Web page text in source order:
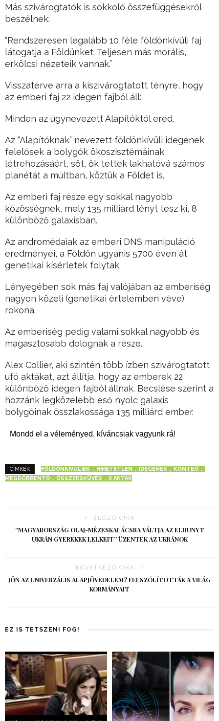
Más szivárogtatók is sokkoló összefüggésekről
beszélnek:
“Rendszeresen legalább 10 féle földönkívüli faj
látogatja a Földünket. Teljesen más morális,
erkölcsi nézeteik vannak.”
Visszatérve arra a kiszivárogtatott tényre, hogy
az emberi faj 22 idegen fajból áll:
Minden az úgynevezett Alapítóktól ered.
Az “Alapítóknak” nevezett földönkívüli idegenek
felelősek a bolygók ökoszisztémáinak
létrehozásáért, sőt, ők tettek lakhatóvá számos
planétát a múltban, köztük a Földet is.
Az emberi faj része egy sokkal nagyobb
közösségnek, mely 135 milliárd lényt tesz ki, 8
különböző galaxisban.
Az andromédaiak az emberi DNS manipuláció
eredményei, a Földön ugyanis 5700 éven át
genetikai kísérletek folytak.
Lényegében sok más faj valójában az emberiség
nagyon közeli (genetikai értelemben véve)
rokona.
Az emberiség pedig valami sokkal nagyobb és
magasztosabb dolognak a része.
Alex Collier, aki szintén több ízben szivárogtatott
ufó aktákat, azt állítja, hogy az emberek 22
különböző idegen fajból állnak. Becslése szerint a
hozzánk legközelebb eső nyolc galaxis
bolygóinak összlakossága 135 milliárd ember.
Mondd el a véleményed, kíváncsiak vagyunk rá!
CÍMKÉK FÖLDÖNKÍVÜLIEK HIHETETLEN IDEGENEK
KONTEÓ
MEGDÖBBENTŐ
ÖSSZEESKÜVÉS X AKTÁK
ELŐZŐ CIKK
“MAGYARORSZÁG OLAJ-MÉZESKALÁCSRA VÁLTJA AZ ELHUNYT
UKRÁN GYEREKEK LELKEIT” ÜZENTEK AZ UKRÁNOK
KÖVETKEZŐ CIKK
JÖN AZ UNIVERZÁLIS ALAPJÖVEDELEM? FELSZÓLÍTOTTÁK A VILÁG
KORMÁNYAIT
EZ IS TETSZENI FOG!